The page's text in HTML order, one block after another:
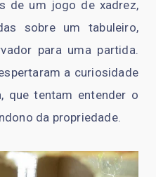
de um jogo de xadrez,
sobre um tabuleiro,
para uma partida.
a curiosidade
que tentam entender o
da propriedade.